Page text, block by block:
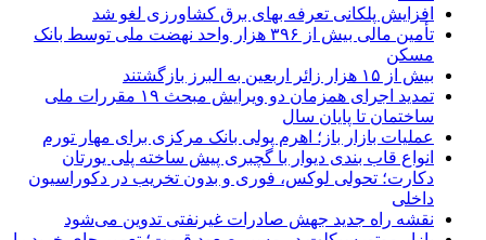
افزایش پلکانی تعرفه بهای برق کشاورزی لغو شد
تأمین مالی بیش از ۳۹۶ هزار واحد نهضت ملی توسط بانک
مسکن
بیش از ۱۵ هزار زائر اربعین به البرز بازگشتند
تمدید اجرای همزمان دو ویرایش مبحث ۱۹ مقررات ملی
ساختمان تا پایان سال
عملیات بازار باز؛ اهرم پولی بانک مرکزی برای مهار تورم
انواع قاب بندی دیوار با گچبری پیش ساخته پلی یورتان
دکارت؛ تحولی لوکس، فوری و بدون تخریب در دکوراسیون
داخلی
نقشه راه جدید جهش صادرات غیرنفتی تدوین می‌شود